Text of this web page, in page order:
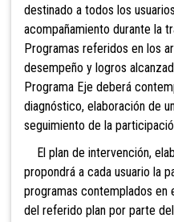
destinado a todos los
acompañamiento durante la
Programas referidos en los
desempeño y logros
Programa Eje deberá
diagnóstico, elaboración de
seguimiento de la
El plan de intervención,
propondrá a cada usuario la
programas contemplados en
del referido plan por parte